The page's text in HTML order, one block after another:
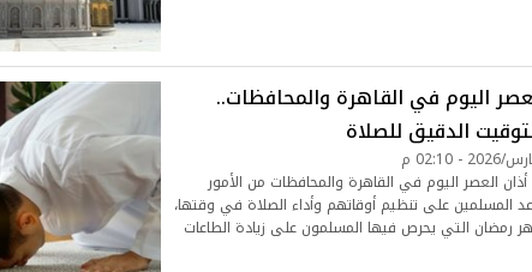
اليوم في القاهرة والمحافظات..
الدقيق للصلاة
العصر اليوم في القاهرة والمحافظات من الأمور
المسلمين على تنظيم أوقاتهم وأداء الصلاة في وقتها،
رمضان التي يحرص فيها المسلمون على زيادة الطاعات